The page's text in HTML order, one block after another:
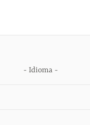
Idioma